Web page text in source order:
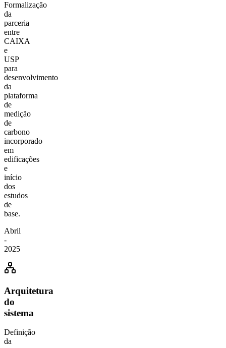
Formalização
da
parceria
entre
CAIXA
e
USP
para
desenvolvimento
da
plataforma
de
medição
de
carbono
incorporado
em
edificações
e
início
dos
estudos
de
base.
Abril
-
2025
Arquitetura
do
sistema
Definição
da